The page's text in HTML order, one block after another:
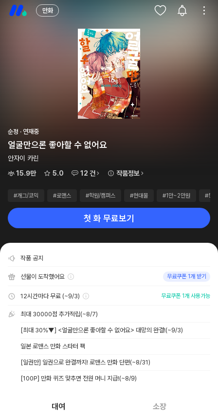
만화
순정 · 연재중
얼굴만으론 좋아할 수 없어요
안자이 카린
15.9만
5.0 12 건 작품정보
#개그/코믹 #로맨스 #학원/캠퍼스 #현대물 #1만~2만원 #50
첫 화 무료보기
작품 공지
선물이 도착했어요 무료쿠폰 1개 받기
12시간마다 무료 (~9/3) 무료쿠폰 1개 사용가능
최대 30000점 추가적립(~8/7)
[최대 30%▼] <얼굴만으론 좋아할 수 없어요> 대망의 완결!(~9/3)
일본 로맨스 만화 스타터 팩
[일권만] 일권으로 완결까지! 로맨스 만화 단편(~8/31)
[100P] 만화 퀴즈 맞추면 전원 머니 지급!(~8/9)
대여 소장